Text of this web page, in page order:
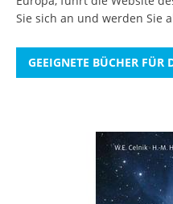
Sie sich an und werden Sie
GEEIGNETE BÜCHER FÜR